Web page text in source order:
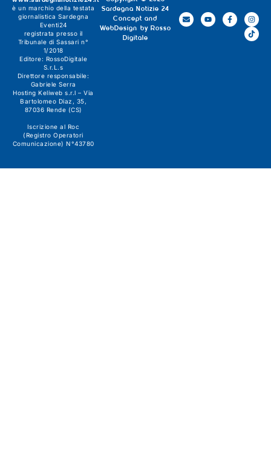
Sardegna Notizie 24
Concept and
WebDesign by Rosso
Digitale
è un marchio della testata
giornalistica Sardegna
Eventi24
registrata presso il
Tribunale di Sassari n°
1/2018
Editore: RossoDigitale
S.r.L.s
Direttore responsabile:
Gabriele Serra
Hosting Keliweb s.r.l – Via
Bartolomeo Diaz, 35,
87036 Rende (CS)
Iscrizione al Roc
(Registro Operatori
Comunicazione) N°43780